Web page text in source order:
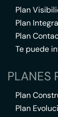
Plan
Plan
Plan
Te puede
PLANES
Plan
Plan